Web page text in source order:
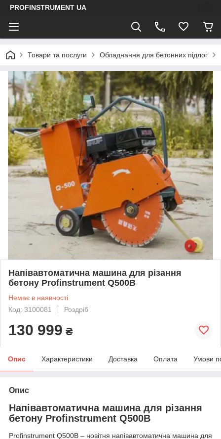
PROFINSTRUMENT UA
Товари та послуги Обладнання для бетонних підлог
Напівавтоматична машина для різання
бетону Profinstrument Q500В
Немає в наявності
Код: 3100081
Роздріб
130 999 ₴
Опис Характеристики Доставка Оплата Умови
Опис
Напівавтоматична машина для різання
бетону Profinstrument Q500В
Profinstrument Q500B – новітня напівавтоматична машина для